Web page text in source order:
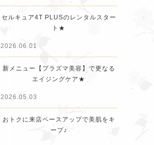
セルキュア4T PLUSのレンタルスター
ト★
2026.06.01
新メニュー【プラズマ美容】で更なる
エイジングケア★
2026.05.03
おトクに来店ペースアップで美肌をキ
ープ♪